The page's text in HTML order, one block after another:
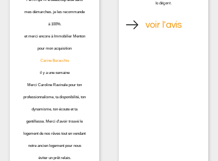
mes démarches. je les recommande
à 100%.
et merci encore à Immobilier Menton
pour mon acquisition
Carine Buracchis
il y a une semaine
Merci Caroline Ravinale pour ton
professionnalisme, ta disponibilité, ton
dynamisme, ton écoute et ta
gentillesse. Merci d'avoir trouvé le
logement de nos rêves tout en vendant
notre ancien logement pour nous
éviter un prêt relais.
la dirigent.
voir l'avis